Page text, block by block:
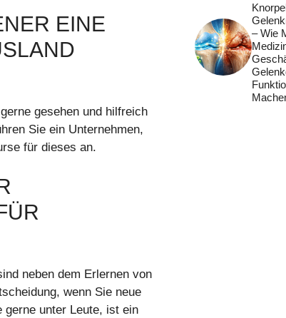
EINE
gesehen und hilfreich
Sie ein Unternehmen,
für dieses an.
neben dem Erlernen von
wenn Sie neue
gerne unter Leute, ist ein
– Wie